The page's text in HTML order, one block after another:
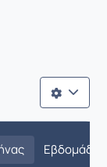
Εβδομάδα